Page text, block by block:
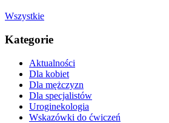
Wszystkie
Kategorie
Aktualności
Dla kobiet
Dla mężczyzn
Dla specjalistów
Uroginekologia
Wskazówki do ćwiczeń